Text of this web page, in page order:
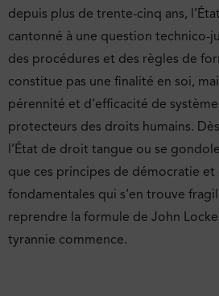
depuis plus de trente-cinq ans,
cantonné à une question technico-
des procédures et des règles de
constitue pas une finalité en soi,
pérennité et d’efficacité de
protecteurs des droits humains.
l’État de droit tangue ou se
que ces principes de démocratie
fondamentales qui s’en trouve
reprendre la formule de John
tyrannie commence.